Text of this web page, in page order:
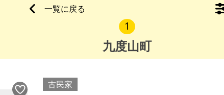
一覧に戻る
1
九度山町
古民家